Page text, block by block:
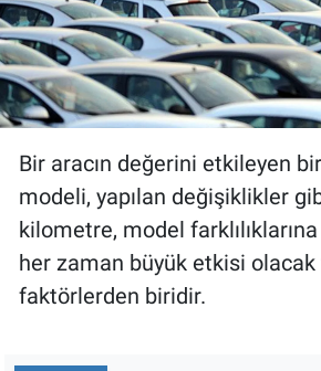
Bir aracın değerini etkileyen
modeli, yapılan değişiklikler
kilometre, model farklılıklarına
her zaman büyük etkisi
faktörlerden biridir.